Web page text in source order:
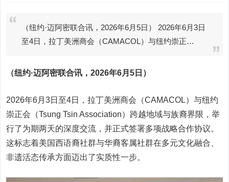
（纽约·迈阿密联合讯，2026年6月5日） 2026年6月3日
至4日，拉丁美洲商会（CAMACOL）与纽约崇正…
（纽约·迈阿密联合讯，2026年6月5日）
2026年6月3日至4日，拉丁美洲商会（CAMACOL）与纽约
崇正会（Tsung Tsin Association）跨越地域与族裔界限，举
行了为期两天的深度交流，并正式签署多项战略合作协议。
这标志着美国西语裔社群与华裔客属社群在多元文化融合、
非遗活态传承方面迈出了实质性一步。